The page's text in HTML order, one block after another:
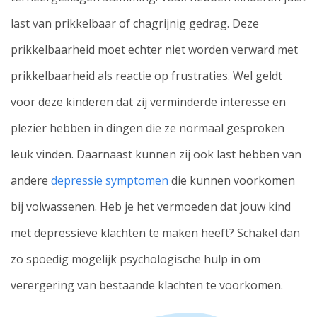
last van prikkelbaar of chagrijnig gedrag. Deze
prikkelbaarheid moet echter niet worden verward met
prikkelbaarheid als reactie op frustraties. Wel geldt
voor deze kinderen dat zij verminderde interesse en
plezier hebben in dingen die ze normaal gesproken
leuk vinden. Daarnaast kunnen zij ook last hebben van
andere depressie symptomen die kunnen voorkomen
bij volwassenen. Heb je het vermoeden dat jouw kind
met depressieve klachten te maken heeft? Schakel dan
zo spoedig mogelijk psychologische hulp in om
verergering van bestaande klachten te voorkomen.